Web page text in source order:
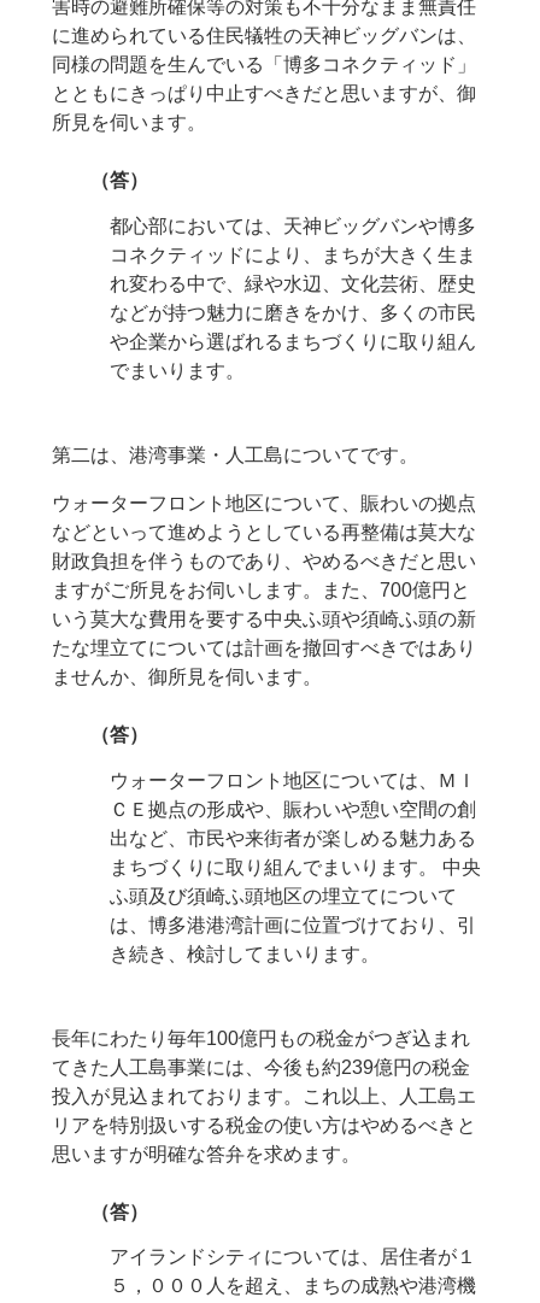
害時の避難所確保等の対策も不十分なまま無責任
に進められている住民犠牲の天神ビッグバンは、
同様の問題を生んでいる「博多コネクティッド」
とともにきっぱり中止すべきだと思いますが、御
所見を伺います。
（答）
都心部においては、天神ビッグバンや博多
コネクティッドにより、まちが大きく生ま
れ変わる中で、緑や水辺、文化芸術、歴史
などが持つ魅力に磨きをかけ、多くの市民
や企業から選ばれるまちづくりに取り組ん
でまいります。
第二は、港湾事業・人工島についてです。
ウォーターフロント地区について、賑わいの拠点
などといって進めようとしている再整備は莫大な
財政負担を伴うものであり、やめるべきだと思い
ますがご所見をお伺いします。また、700億円と
いう莫大な費用を要する中央ふ頭や須崎ふ頭の新
たな埋立てについては計画を撤回すべきではあり
ませんか、御所見を伺います。
（答）
ウォーターフロント地区については、ＭＩ
ＣＥ拠点の形成や、賑わいや憩い空間の創
出など、市民や来街者が楽しめる魅力ある
まちづくりに取り組んでまいります。 中央
ふ頭及び須崎ふ頭地区の埋立てについて
は、博多港港湾計画に位置づけており、引
き続き、検討してまいります。
長年にわたり毎年100億円もの税金がつぎ込まれ
てきた人工島事業には、今後も約239億円の税金
投入が見込まれております。これ以上、人工島エ
リアを特別扱いする税金の使い方はやめるべきと
思いますが明確な答弁を求めます。
（答）
アイランドシティについては、居住者が１
５，０００人を超え、まちの成熟や港湾機